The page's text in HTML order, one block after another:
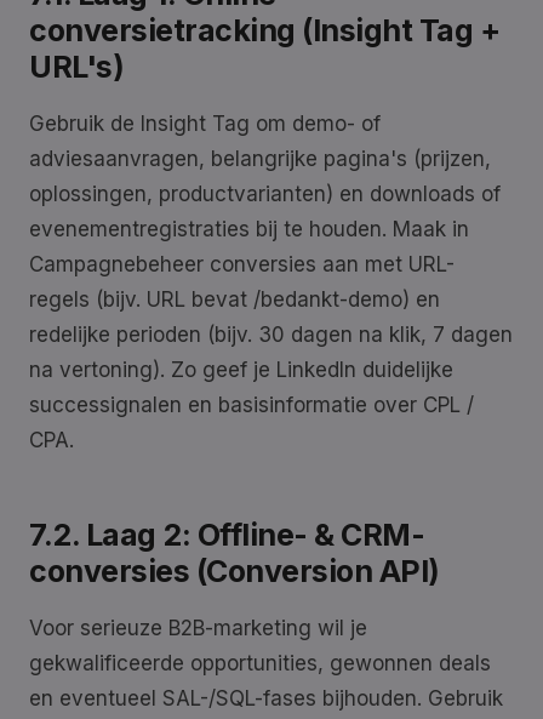
conversietracking (Insight Tag +
URL's)
Gebruik de Insight Tag om demo- of
adviesaanvragen, belangrijke pagina's (prijzen,
oplossingen, productvarianten) en downloads of
evenementregistraties bij te houden. Maak in
Campagnebeheer conversies aan met URL-
regels (bijv. URL bevat /bedankt-demo) en
redelijke perioden (bijv. 30 dagen na klik, 7 dagen
na vertoning). Zo geef je LinkedIn duidelijke
successignalen en basisinformatie over CPL /
CPA.
7.2. Laag 2: Offline- & CRM-
conversies (Conversion API)
Voor serieuze B2B-marketing wil je
gekwalificeerde opportunities, gewonnen deals
en eventueel SAL-/SQL-fases bijhouden. Gebruik